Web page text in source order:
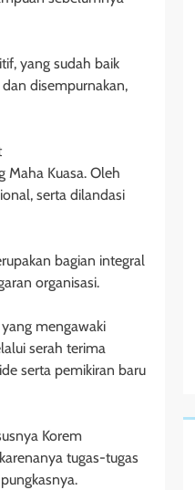
yang sudah baik
disempurnakan,
Maha Kuasa. Oleh
serta dilandasi
bagian integral
organisasi.
mengawaki
serah terima
serta pemikiran baru
Korem
tugas-tugas